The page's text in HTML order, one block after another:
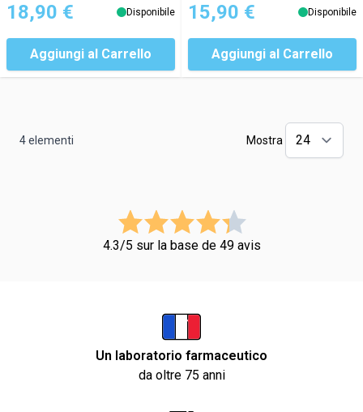
18,90 € Disponibile
Aggiungi al Carrello
15,90 € Disponibile
Aggiungi al Carrello
4elementi Mostra
4.3/5 sur la base de 49 avis
Un laboratorio farmaceutico
da oltre 75 anni